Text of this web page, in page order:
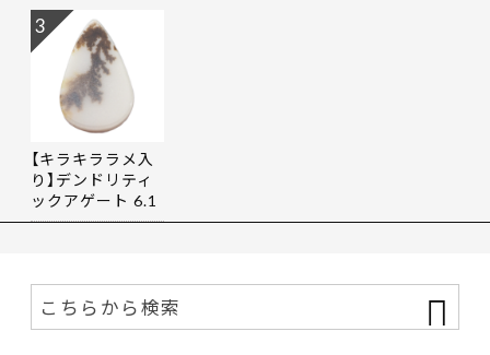
【キラキララメ入
り】デンドリティ
ックアゲート 6.1
9ct
3